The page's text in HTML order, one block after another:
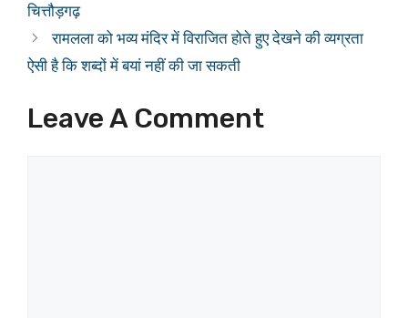
चित्तौड़गढ़
रामलला को भव्य मंदिर में विराजित होते हुए देखने की व्यग्रता
ऐसी है कि शब्दों में बयां नहीं की जा सकती
Leave A Comment